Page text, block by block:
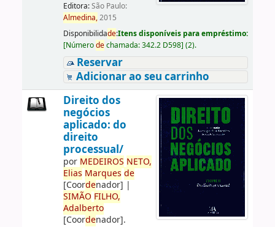
Editora:São Paulo:
Almedina,2015
Disponibilidade:Itens disponíveis para empréstimo:
[Númerodechamada:342.2 D598] (2).
Reservar
Adicionar ao seu carrinho
Direito dos
negócios
aplicado: do
direito
processual/
por MEDEIROS NETO,
Elias Marques de
[Coordenador] |
SIMÃO FILHO,
Adalberto
[Coordenador].